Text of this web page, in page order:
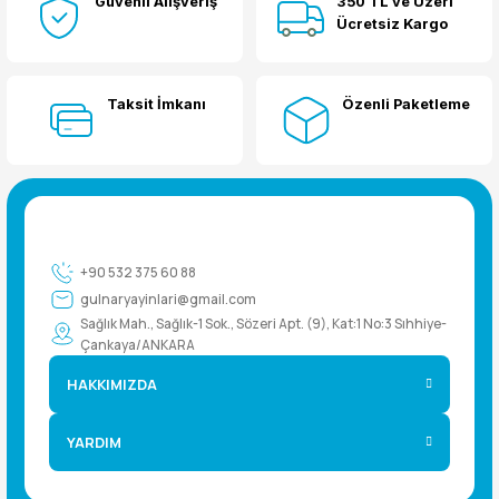
Ücretsiz Kargo
Taksit İmkanı Özenli Paketleme
+90 532 375 60 88
gulnaryayinlari@gmail.com
Sağlık Mah., Sağlık-1 Sok., Sözeri Apt. (9), Kat:1 No:3 Sıhhiye-
Çankaya/ANKARA
HAKKIMIZDA
YARDIM